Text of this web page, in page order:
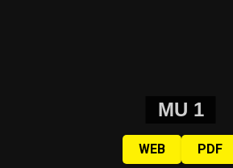
MU 1
WEB PDF